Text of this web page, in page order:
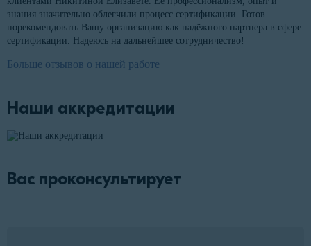
знания значительно облегчили процесс сертификации. Готов
порекомендовать Вашу организацию как надёжного партнера в сфере
сертификации. Надеюсь на дальнейшее сотрудничество!
Больше отзывов о нашей работе
Наши аккредитации
Вас проконсультирует